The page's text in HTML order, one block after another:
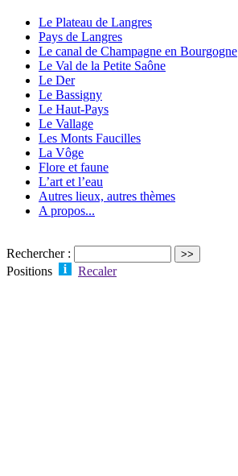
Le Plateau de Langres
Pays de Langres
Le canal de Champagne en Bourgogne
Le Val de la Petite Saône
Le Der
Le Bassigny
Le Haut-Pays
Le Vallage
Les Monts Faucilles
La Vôge
Flore et faune
L’art et l’eau
Autres lieux, autres thèmes
A propos...
Rechercher :
Positions
Recaler